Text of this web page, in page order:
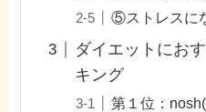
⑤ストレスに
ダイエットにお
キング
第１位：